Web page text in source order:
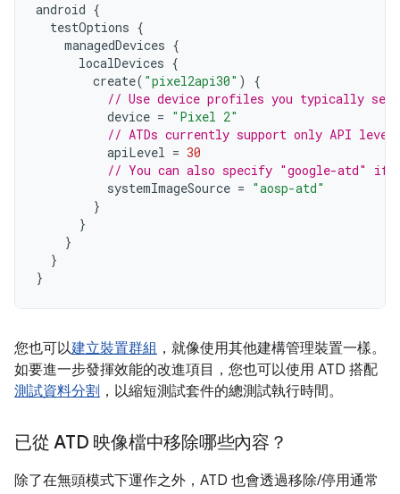
android {
testOptions {
managedDevices {
localDevices {
create( "pixel2api30" )
{
// Use device profiles you typically see
device = "Pixel 2"
// ATDs currently support only API level
apiLevel = 30
// You can also specify "google-atd" if
systemImageSource = "aosp-atd"
}
}
}
}
}
您也可以建立裝置群組 ，就像使用其他建構管理裝置一樣。
如要進一步發揮效能的改進項目，您也可以使用 ATD 搭配
測試資料分割 ，以縮短測試套件的總測試執行時間。
已從 ATD 映像檔中移除哪些內容？
除了在無頭模式下運作之外，ATD 也會透過移除/停用通常